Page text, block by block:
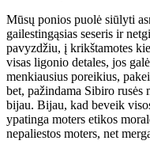
Mūsų ponios puolė siūlyti
gailestingąsias seseris ir
pavyzdžiu, į krikštamotes
visas ligonio detales, jos
menkiausius poreikius,
bet, pažindama Sibiro
bijau. Bijau, kad beveik
ypatinga moters etikos
nepaliestos moters, net